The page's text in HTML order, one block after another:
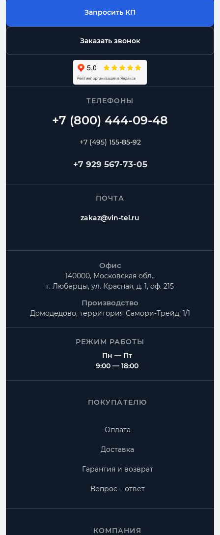
Запросить КП
Заказать звонок
ТЕЛЕФОНЫ
+7 (495) 155-85-92
+7 929 567-73-05
ПОЧТА
zakaz@vin-tel.ru
Офис
140000, Московская обл.,
г. Люберцы, ул. Красная, д. 1, оф. 215
Производство
Домодедово, территория Самори-Трейд, 1/1
РЕЖИМ РАБОТЫ
Пн — Пт
9:00 — 18:00
ПОКУПАТЕЛЮ
Оплата
Доставка
Гарантия и возврат
Вопрос – ответ
КОМПАНИЯ